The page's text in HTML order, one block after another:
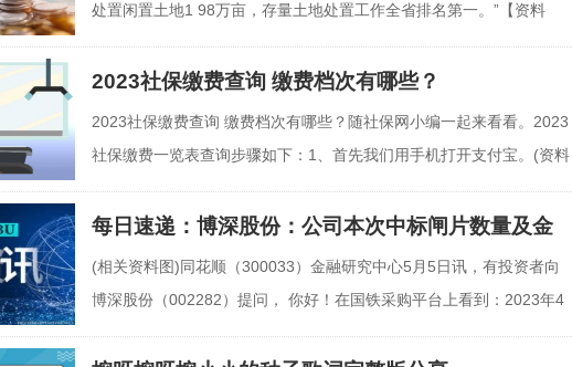
处置闲置土地1 98万亩，存量土地处置工作全省排名第一。”【资料
图】不
2023社保缴费查询 缴费档次有哪些？
2023社保缴费查询 缴费档次有哪些？随社保网小编一起来看看。2023
社保缴费一览表查询步骤如下：1、首先我们用手机打开支付宝。(资料
图片)2
每日速递：博深股份：公司本次中标闸片数量及金
(相关资料图)同花顺（300033）金融研究中心5月5日讯，有投资者向
博深股份（002282）提问， 你好！在国铁采购平台上看到：2023年4
月4日闸片